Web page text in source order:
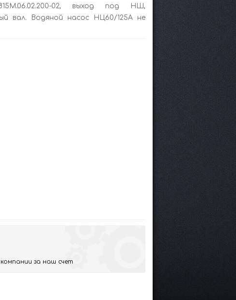
02, выход под НШ,
вал. Водяной насос НЦ60/125А не
за наш счет